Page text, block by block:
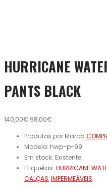
HURRICANE
PANTS BLACK
140,00€ 98,00€
Produtos por Marca
Modelo: hwp-p-99
Em stock: Existente
Etiquetas: HURRICANE
CALÇAS,IMPERMEÁVEIS